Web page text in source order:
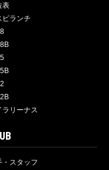
表
ピランチ
ラリーナス
・スタッフ